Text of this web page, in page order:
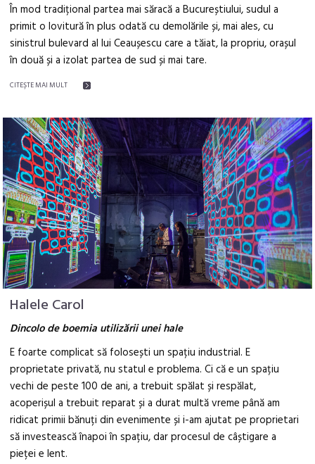
În mod tradițional partea mai săracă a Bucureștiului, sudul a
primit o lovitură în plus odată cu demolările și, mai ales, cu
sinistrul bulevard al lui Ceaușescu care a tăiat, la propriu, orașul
în două și a izolat partea de sud și mai tare.
CITEŞTE MAI MULT
Halele Carol
Dincolo de boemia utilizării unei hale
E foarte complicat să folosești un spațiu industrial. E
proprietate privată, nu statul e problema. Ci că e un spațiu
vechi de peste 100 de ani, a trebuit spălat și respălat,
acoperișul a trebuit reparat și a durat multă vreme până am
ridicat primii bănuți din evenimente și i-am ajutat pe proprietari
să investească înapoi în spațiu, dar procesul de câștigare a
pieței e lent.